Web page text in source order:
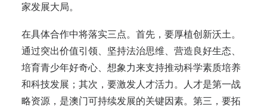
家发展大局。
在具体合作中将落实三点。首先，要厚植创新沃土。
通过突出价值引领、坚持法治思维、营造良好生态、
培育青少年好奇心、想象力来支持推动科学素质培养
和科技发展；其次，要激发人才活力。人才是第一战
略资源，是澳门可持续发展的关键因素。第三，要拓